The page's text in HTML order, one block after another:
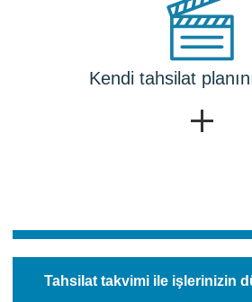
Kendi tahsilat
Tahsilat takvimi ile işlerinizin